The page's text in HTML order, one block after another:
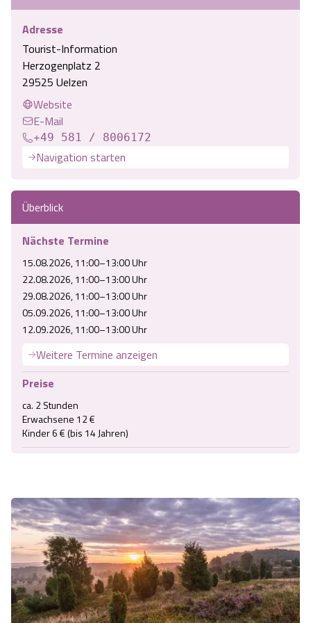
Adresse
Tourist-Information
Herzogenplatz 2
29525 Uelzen
Website
E-Mail
+49 581 / 8006172
Navigation starten
Überblick
Nächste Termine
15.08.2026, 11:00–13:00 Uhr
22.08.2026, 11:00–13:00 Uhr
29.08.2026, 11:00–13:00 Uhr
05.09.2026, 11:00–13:00 Uhr
12.09.2026, 11:00–13:00 Uhr
Weitere Termine anzeigen
Preise
ca. 2 Stunden
Erwachsene 12 €
Kinder 6 € (bis 14 Jahren)